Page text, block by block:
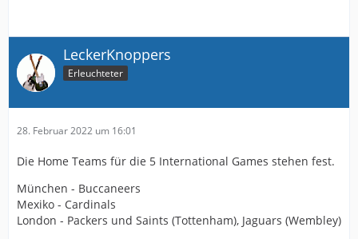
LeckerKnoppers
Erleuchteter
28. Februar 2022 um 16:01
Die Home Teams für die 5 International Games stehen fest.
München - Buccaneers
Mexiko - Cardinals
London - Packers und Saints (Tottenham), Jaguars (Wembley)